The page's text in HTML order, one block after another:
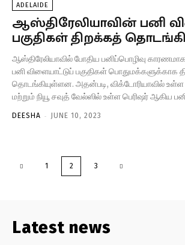
ADELAIDE
ஆஸ்திரேலியாவின் பனி
பகுதிகள் திறக்கத்
ஆஸ்திரேலியாவில் போதிய பனிப்பொழிவு
பனி விளையாட்டுப் பகுதிகள் பொதுமக்களுக்காக
தொடங்கியுள்ளன. அதன்படி, விக்டோரியாவில் உள்ள மவுண்ட் புல்லர்
மற்றும் நியூ சவுத் வேல்ஸில் உள்ள பெரிஷர் ஆகிய
DEESHA - JUNE 10, 2023
1 2 3
Latest news